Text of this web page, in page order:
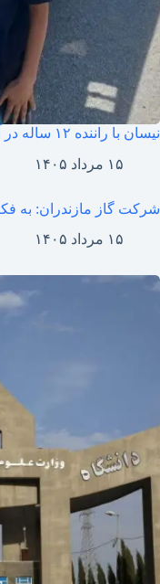
نیسان با راننده ۱۲ ساله در آزادراه قزوین- زنجان توقیف شد
۱۵ مرداد ۱۴۰۵
شرکت گاز مازندران: به
۱۵ مرداد ۱۴۰۵